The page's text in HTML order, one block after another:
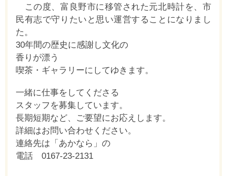
この度、富良野市に移管された元北時計を、 市
民有志で守りたいと思い運営することになりまし
た。
30年間の歴史に感謝し文化の
香りが漂う
喫茶・ギャラリーにしてゆきます。
一緒に仕事をしてくださる
スタッフを募集しています。
長期短期など、ご要望にお応えします。
詳細はお問い合わせください。
連絡先は「あかなら」の
電話 0167-23-2131